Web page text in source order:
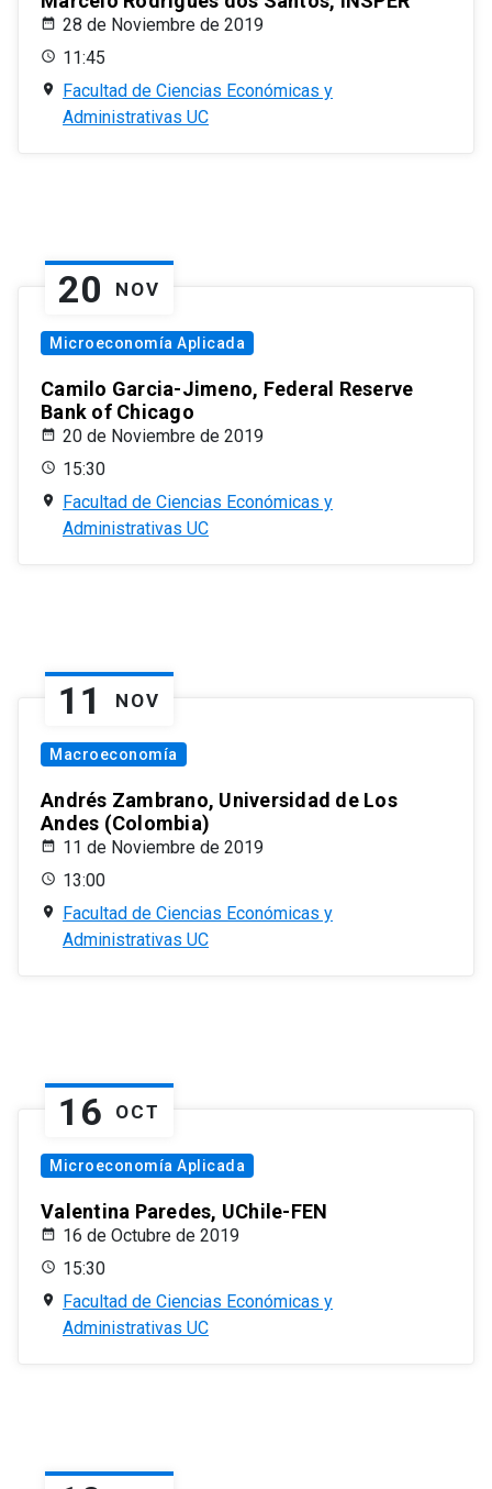
28 de Noviembre de 2019
11:45
Facultad de Ciencias Económicas y
Administrativas UC
20 NOV
Microeconomía Aplicada
Camilo Garcia-Jimeno, Federal Reserve
Bank of Chicago
20 de Noviembre de 2019
15:30
Facultad de Ciencias Económicas y
Administrativas UC
11 NOV
Macroeconomía
Andrés Zambrano, Universidad de Los
Andes (Colombia)
11 de Noviembre de 2019
13:00
Facultad de Ciencias Económicas y
Administrativas UC
16 OCT
Microeconomía Aplicada
Valentina Paredes, UChile-FEN
16 de Octubre de 2019
15:30
Facultad de Ciencias Económicas y
Administrativas UC